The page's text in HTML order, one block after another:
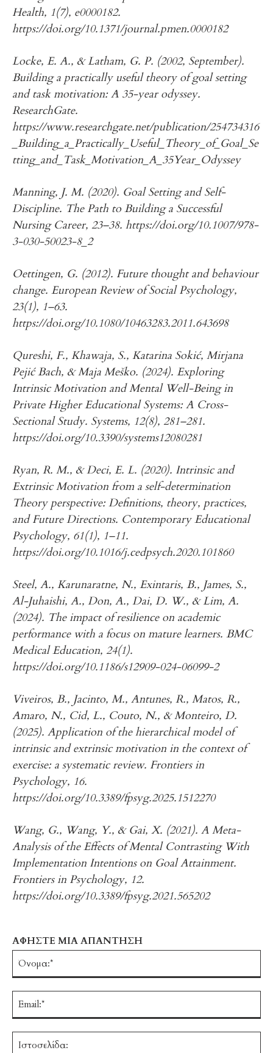
Health, 1(7), e0000182.
https://doi.org/10.1371/journal.pmen.0000182
Locke, E. A., & Latham, G. P. (2002, September).
Building a practically useful theory of goal setting
and task motivation: A 35-year odyssey.
ResearchGate.
https://www.researchgate.net/publication/254734316
_Building_a_Practically_Useful_Theory_of_Goal_Se
tting_and_Task_Motivation_A_35Year_Odyssey
Manning, J. M. (2020). Goal Setting and Self-
Discipline. The Path to Building a Successful
Nursing Career, 23–38. https://doi.org/10.1007/978-
3-030-50023-8_2
Oettingen, G. (2012). Future thought and behaviour
change. European Review of Social Psychology,
23(1), 1–63.
https://doi.org/10.1080/10463283.2011.643698
Qureshi, F., Khawaja, S., Katarina Sokić, Mirjana
Pejić Bach, & Maja Meško. (2024). Exploring
Intrinsic Motivation and Mental Well-Being in
Private Higher Educational Systems: A Cross-
Sectional Study. Systems, 12(8), 281–281.
https://doi.org/10.3390/systems12080281
Ryan, R. M., & Deci, E. L. (2020). Intrinsic and
Extrinsic Motivation from a self-determination
Theory perspective: Definitions, theory, practices,
and Future Directions. Contemporary Educational
Psychology, 61(1), 1–11.
https://doi.org/10.1016/j.cedpsych.2020.101860
Steel, A., Karunaratne, N., Exintaris, B., James, S.,
Al-Juhaishi, A., Don, A., Dai, D. W., & Lim, A.
(2024). The impact of resilience on academic
performance with a focus on mature learners. BMC
Medical Education, 24(1).
https://doi.org/10.1186/s12909-024-06099-2
Viveiros, B., Jacinto, M., Antunes, R., Matos, R.,
Amaro, N., Cid, L., Couto, N., & Monteiro, D.
(2025). Application of the hierarchical model of
intrinsic and extrinsic motivation in the context of
exercise: a systematic review. Frontiers in
Psychology, 16.
https://doi.org/10.3389/fpsyg.2025.1512270
Wang, G., Wang, Y., & Gai, X. (2021). A Meta-
Analysis of the Effects of Mental Contrasting With
Implementation Intentions on Goal Attainment.
Frontiers in Psychology, 12.
https://doi.org/10.3389/fpsyg.2021.565202
ΑΦΗΣΤΕ ΜΙΑ ΑΠΑΝΤΗΣΗ